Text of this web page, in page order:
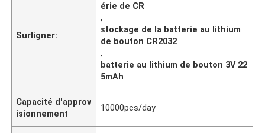
Surligner:
érie de CR
,
stockage de la batterie au lithium
de bouton CR2032
,
batterie au lithium de bouton 3V 22
5mAh
Capacité d'approv
isionnement
10000pcs/day